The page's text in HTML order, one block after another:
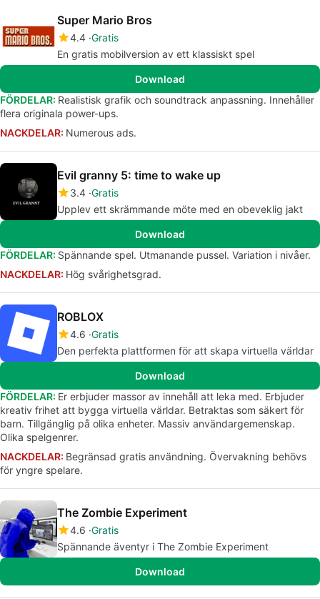
Super Mario Bros
4.4 Gratis
En gratis mobilversion av ett klassiskt spel
Download
FÖRDELAR: Realistisk grafik och soundtrack anpassning. Innehåller
flera originala power-ups.
NACKDELAR: Numerous ads.
Evil granny 5: time to wake up
3.4 Gratis
Upplev ett skrämmande möte med en obeveklig jakt
Download
FÖRDELAR: Spännande spel. Utmanande pussel. Variation i nivåer.
NACKDELAR: Hög svårighetsgrad.
ROBLOX
4.6 Gratis
Den perfekta plattformen för att skapa virtuella världar
Download
FÖRDELAR: Er erbjuder massor av innehåll att leka med. Erbjuder
kreativ frihet att bygga virtuella världar. Betraktas som säkert för
barn. Tillgänglig på olika enheter. Massiv användargemenskap.
Olika spelgenrer.
NACKDELAR: Begränsad gratis användning. Övervakning behövs
för yngre spelare.
The Zombie Experiment
4.6 Gratis
Spännande äventyr i The Zombie Experiment
Download